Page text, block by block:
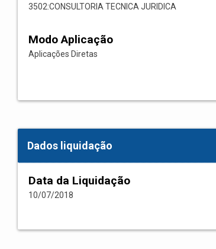
3502:CONSULTORIA TECNICA JURIDICA
Modo Aplicação
Aplicações Diretas
Dados liquidação
Data da Liquidação
10/07/2018